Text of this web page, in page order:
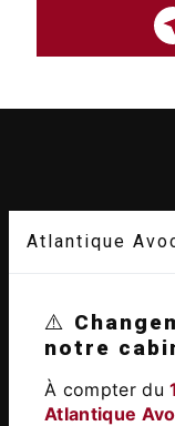
Atlantique
⚠️
notre
À compter du
Atlantique
13 Rue de Candé, 44800 Saint-